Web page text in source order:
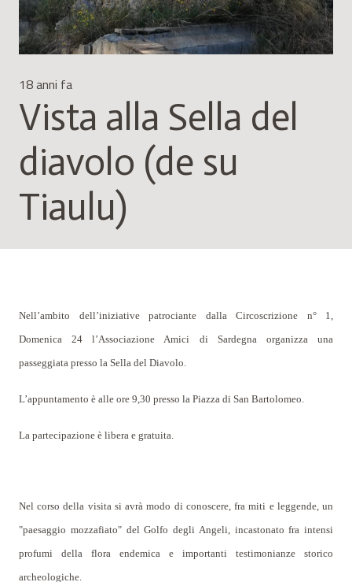
18 anni fa
Vista alla Sella del
diavolo (de su
Tiaulu)
Nell’ambito dell’iniziative patrociante dalla Circoscrizione n° 1,
Domenica 24 l’Associazione Amici di Sardegna organizza una
passeggiata presso la Sella del Diavolo.
L’appuntamento è alle ore 9,30 presso la Piazza di San Bartolomeo.
La partecipazione è libera e gratuita.
Nel corso della visita si avrà modo di conoscere, fra miti e leggende, un
"paesaggio mozzafiato" del Golfo degli Angeli, incastonato fra intensi
profumi della flora endemica e importanti testimonianze storico
archeologiche.